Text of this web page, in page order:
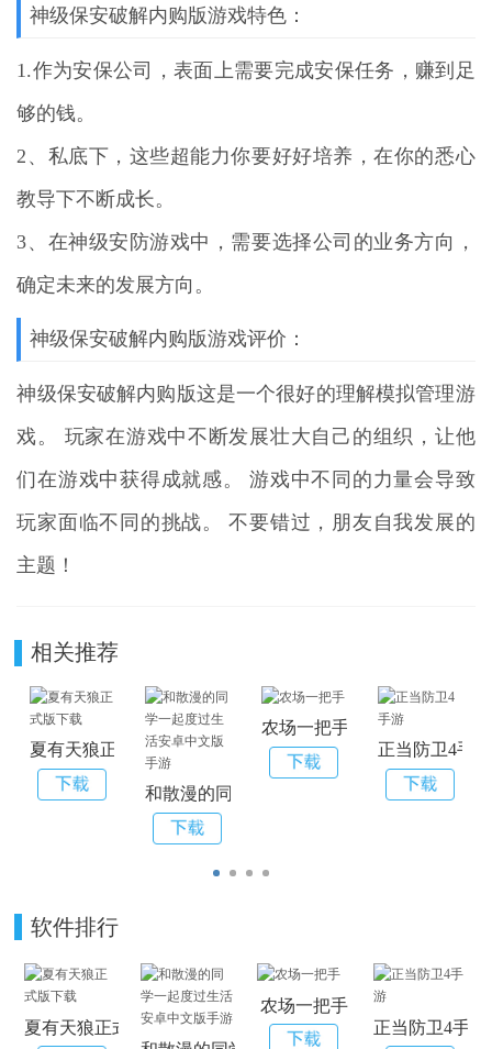
神级保安破解内购版游戏特色：
1.作为安保公司，表面上需要完成安保任务，赚到足
够的钱。
2、私底下，这些超能力你要好好培养，在你的悉心
教导下不断成长。
3、在神级安防游戏中，需要选择公司的业务方向，
确定未来的发展方向。
神级保安破解内购版游戏评价：
神级保安破解内购版这是一个很好的理解模拟管理游
戏。 玩家在游戏中不断发展壮大自己的组织，让他
们在游戏中获得成就感。 游戏中不同的力量会导致
玩家面临不同的挑战。 不要错过，朋友自我发展的
主题！
相关推荐
夏有天狼正式版下载
和散漫的同学一起度过生活安卓中文版手游
农场一把手
正当防卫4手游
软件排行
夏有天狼正式版下载
农场一把手
正当防卫4手游